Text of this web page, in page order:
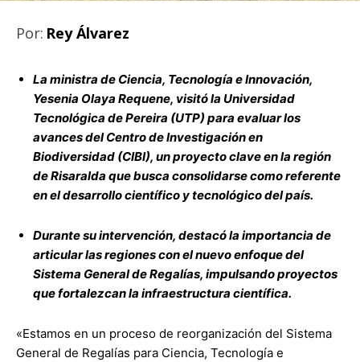
Por: Rey Álvarez
La ministra de Ciencia, Tecnología e Innovación,
Yesenia Olaya Requene, visitó la Universidad
Tecnológica de Pereira (UTP) para evaluar los
avances del Centro de Investigación en
Biodiversidad (CIBI), un proyecto clave en la región
de Risaralda que busca consolidarse como referente
en el desarrollo científico y tecnológico del país.
Durante su intervención, destacó la importancia de
articular las regiones con el nuevo enfoque del
Sistema General de Regalías, impulsando proyectos
que fortalezcan la infraestructura científica.
«Estamos en un proceso de reorganización del Sistema
General de Regalías para Ciencia, Tecnología e